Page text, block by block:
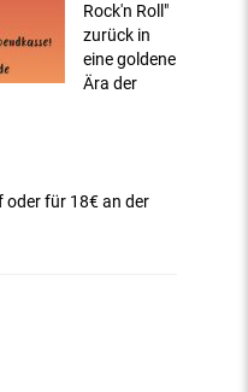
Rock'n Roll"
zurück in
eine goldene
Ära der
oder für 18€ an der